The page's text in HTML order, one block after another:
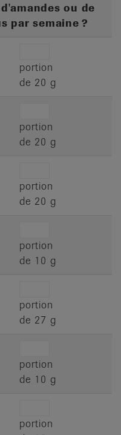
ou de
par semaine ?
portion
de 20 g
portion
de 20 g
portion
de 20 g
portion
de 10 g
portion
de 27 g
portion
de 10 g
portion